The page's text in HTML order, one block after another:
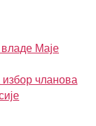
Маје
чланова